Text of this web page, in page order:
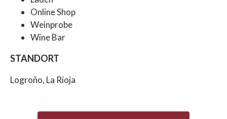
Online Shop
Weinprobe
Wine Bar
STANDORT
Logroño, La Rioja